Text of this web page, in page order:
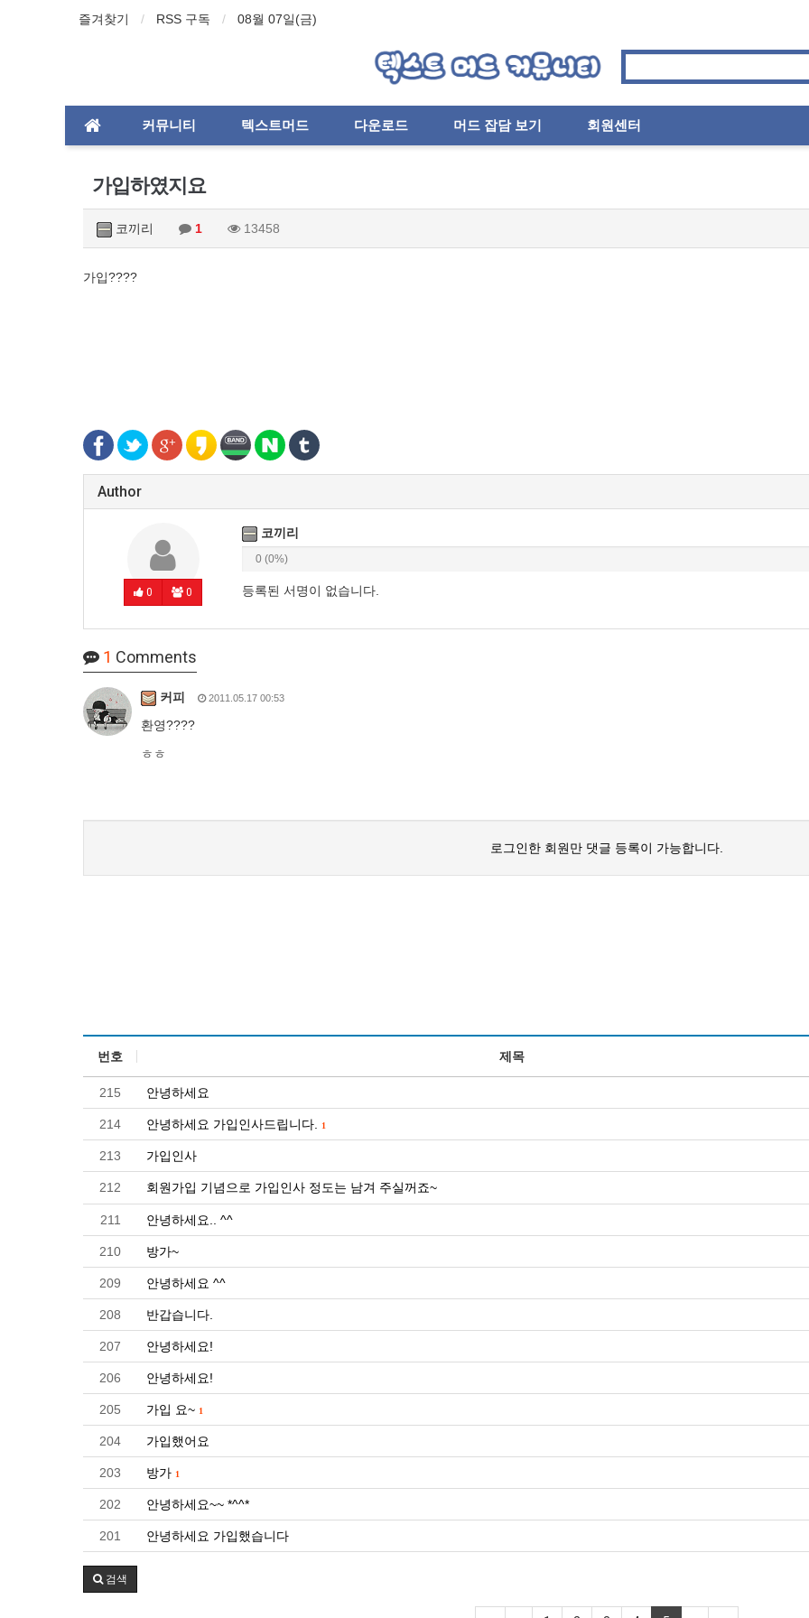
즐겨찾기 RSS 구독 08월 07일(금)
커뮤니티 텍스트머드 다운로드 머드 잡담 보기 회원센터
가입하였지요
코끼리 1 13458
가입????
Author
0 0
코끼리
0 (0%)
등록된 서명이 없습니다.
1 Comments
커피 2011.05.17 00:53
환영????
ㅎㅎ
로그인한 회원만 댓글 등록이 가능합니다.
번호 제목
215 안녕하세요
214 안녕하세요 가입인사드립니다. 1
213 가입인사
212 회원가입 기념으로 가입인사 정도는 남겨 주실꺼죠~
211 안녕하세요.. ^^
210 방가~
209 안녕하세요 ^^
208 반갑습니다.
207 안녕하세요!
206 안녕하세요!
205 가입 요~ 1
204 가입했어요
203 방가 1
202 안녕하세요~~ *^^*
201 안녕하세요 가입했습니다
검색